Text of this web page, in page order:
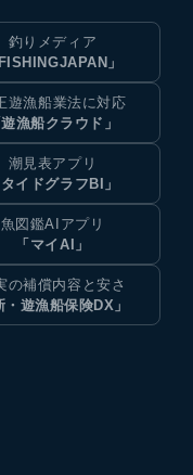
釣りメディア
FISHINGJAPAN」
遊漁船業法に対応
遊漁船クラウド」
潮見表アプリ
タイドグラフBI」
魚図鑑AIアプリ
「マイAI」
の補償内容と安さ
・遊漁船保険DX」